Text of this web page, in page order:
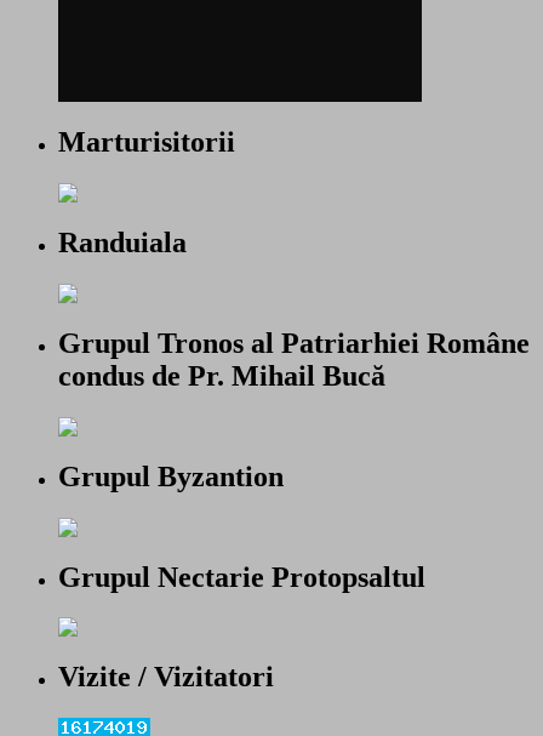
Marturisitorii
Randuiala
Grupul Tronos al Patriarhiei Române
condus de Pr. Mihail Bucă
Grupul Byzantion
Grupul Nectarie Protopsaltul
Vizite / Vizitatori